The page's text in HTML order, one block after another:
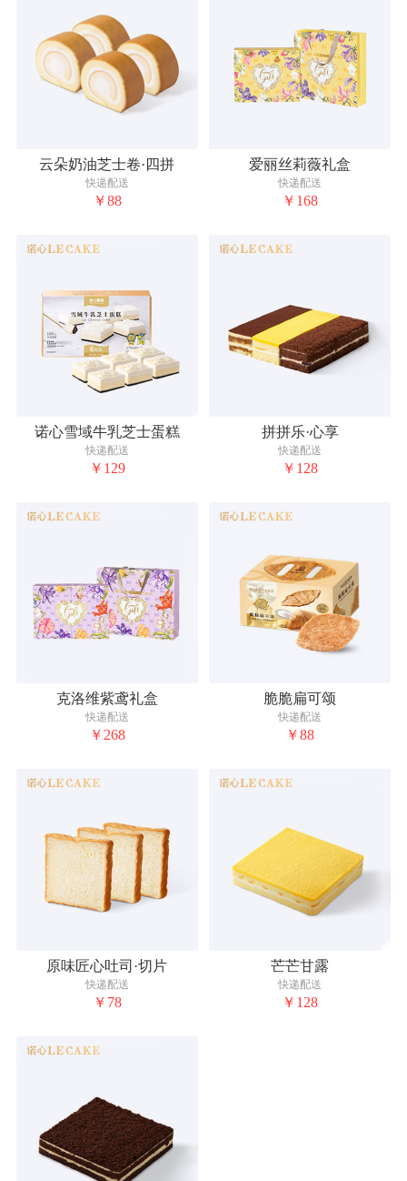
云朵奶油芝士卷·四拼
快递配送
￥88
爱丽丝莉薇礼盒
快递配送
￥168
诺心雪域牛乳芝士蛋糕
快递配送
￥129
拼拼乐·心享
快递配送
￥128
克洛维紫鸢礼盒
快递配送
￥268
脆脆扁可颂
快递配送
￥88
原味匠心吐司·切片
快递配送
￥78
芒芒甘露
快递配送
￥128